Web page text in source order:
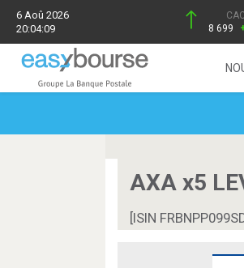
6 Aoû 2026
20:04:09
8 699
AXA x5
[ISIN